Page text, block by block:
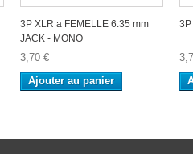
3P XLR a FEMELLE 6.35 mm
JACK - MONO
3,70 €
Ajouter au panier
3P